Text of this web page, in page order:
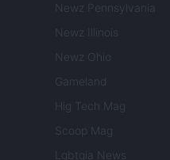
Newz Pennsylvania
Newz Illinois
Newz Ohio
Gameland
Hig Tech Mag
Scoop Mag
Lgbtqia News